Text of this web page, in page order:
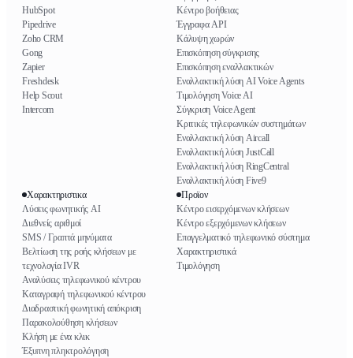
HubSpot
Pipedrive
Zoho CRM
Gong
Zapier
Freshdesk
Help Scout
Intercom
Κέντρο βοήθειας
Έγγραφα API
Κάλυψη χωρών
Επισκόπηση σύγκρισης
Επισκόπηση εναλλακτικών
Εναλλακτική λύση AI Voice Agents
Τιμολόγηση Voice AI
Σύγκριση Voice Agent
Κριτικές τηλεφωνικών συστημάτων
Εναλλακτική λύση Aircall
Εναλλακτική λύση JustCall
Εναλλακτική λύση RingCentral
Εναλλακτική λύση Five9
Χαρακτηριστικα
Λύσεις φωνητικής AI
Διεθνείς αριθμοί
SMS / Γραπτά μηνύματα
Βελτίωση της ροής κλήσεων με
τεχνολογία IVR
Αναλύσεις τηλεφωνικού κέντρου
Καταγραφή τηλεφωνικού κέντρου
Διαδραστική φωνητική απόκριση
Παρακολούθηση κλήσεων
Κλήση με ένα κλικ
Έξυπνη πληκτρολόγηση
Προϊον
Κέντρο εισερχόμενων κλήσεων
Κέντρο εξερχόμενων κλήσεων
Επαγγελματικό τηλεφωνικό σύστημα
Χαρακτηριστικά
Τιμολόγηση